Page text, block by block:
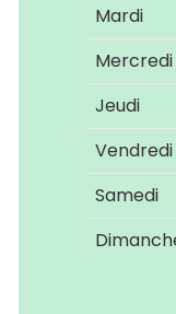
Mardi
Mercredi
Jeudi
Vendredi
Samedi